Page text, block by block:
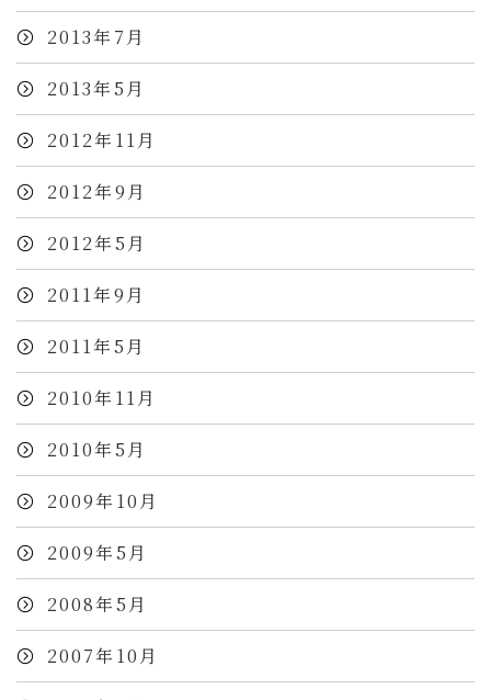
2013年7月
2013年5月
2012年11月
2012年9月
2012年5月
2011年9月
2011年5月
2010年11月
2010年5月
2009年10月
2009年5月
2008年5月
2007年10月